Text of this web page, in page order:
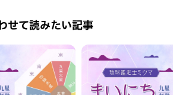
せて読みたい記事